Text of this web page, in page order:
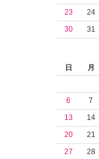
23
24
30
31
日
月
6
7
13
14
20
21
27
28